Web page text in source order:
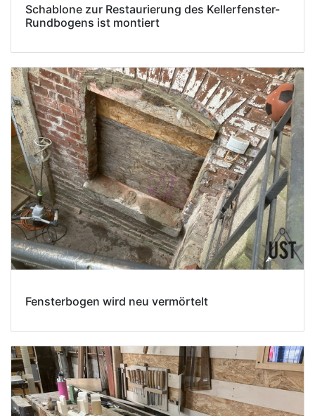
Schablone zur Restaurierung des Kellerfenster-
Rundbogens ist montiert
Fensterbogen wird neu vermörtelt